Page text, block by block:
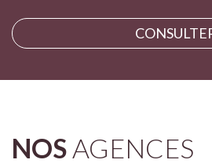
NOSAGENCES